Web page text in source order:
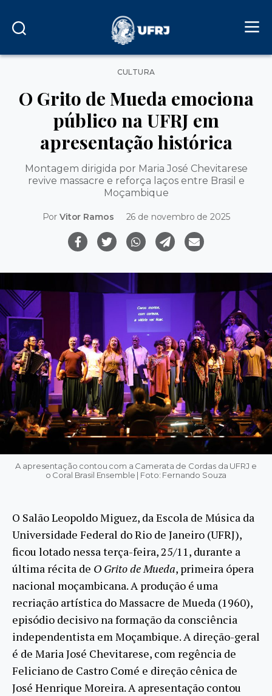
Categorias
CULTURA
O Grito de Mueda emociona
público na UFRJ em
apresentação histórica
Montagem dirigida por Maria José Chevitarese
revive massacre e reforça laços entre Brasil e
Moçambique
PorVitor Ramos 26 de novembro de 2025
A apresentação contou com a Camerata de Cordas da UFRJ e
o Coral Brasil Ensemble | Foto: Fernando Souza
O Salão Leopoldo Miguez, da Escola de Música da
Universidade Federal do Rio de Janeiro (UFRJ),
ficou lotado nessa terça-feira, 25/11, durante a
última récita de O Grito de Mueda, primeira ópera
nacional moçambicana. A produção é uma
recriação artística do Massacre de Mueda (1960),
episódio decisivo na formação da consciência
independentista em Moçambique. A direção-geral
é de Maria José Chevitarese, com regência de
Feliciano de Castro Comé e direção cênica de
José Henrique Moreira. A apresentação contou